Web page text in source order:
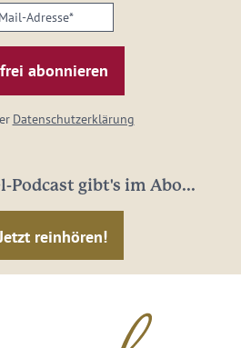
Datenschutzerklärung
Podcast gibt's im Abo...
reinhören!